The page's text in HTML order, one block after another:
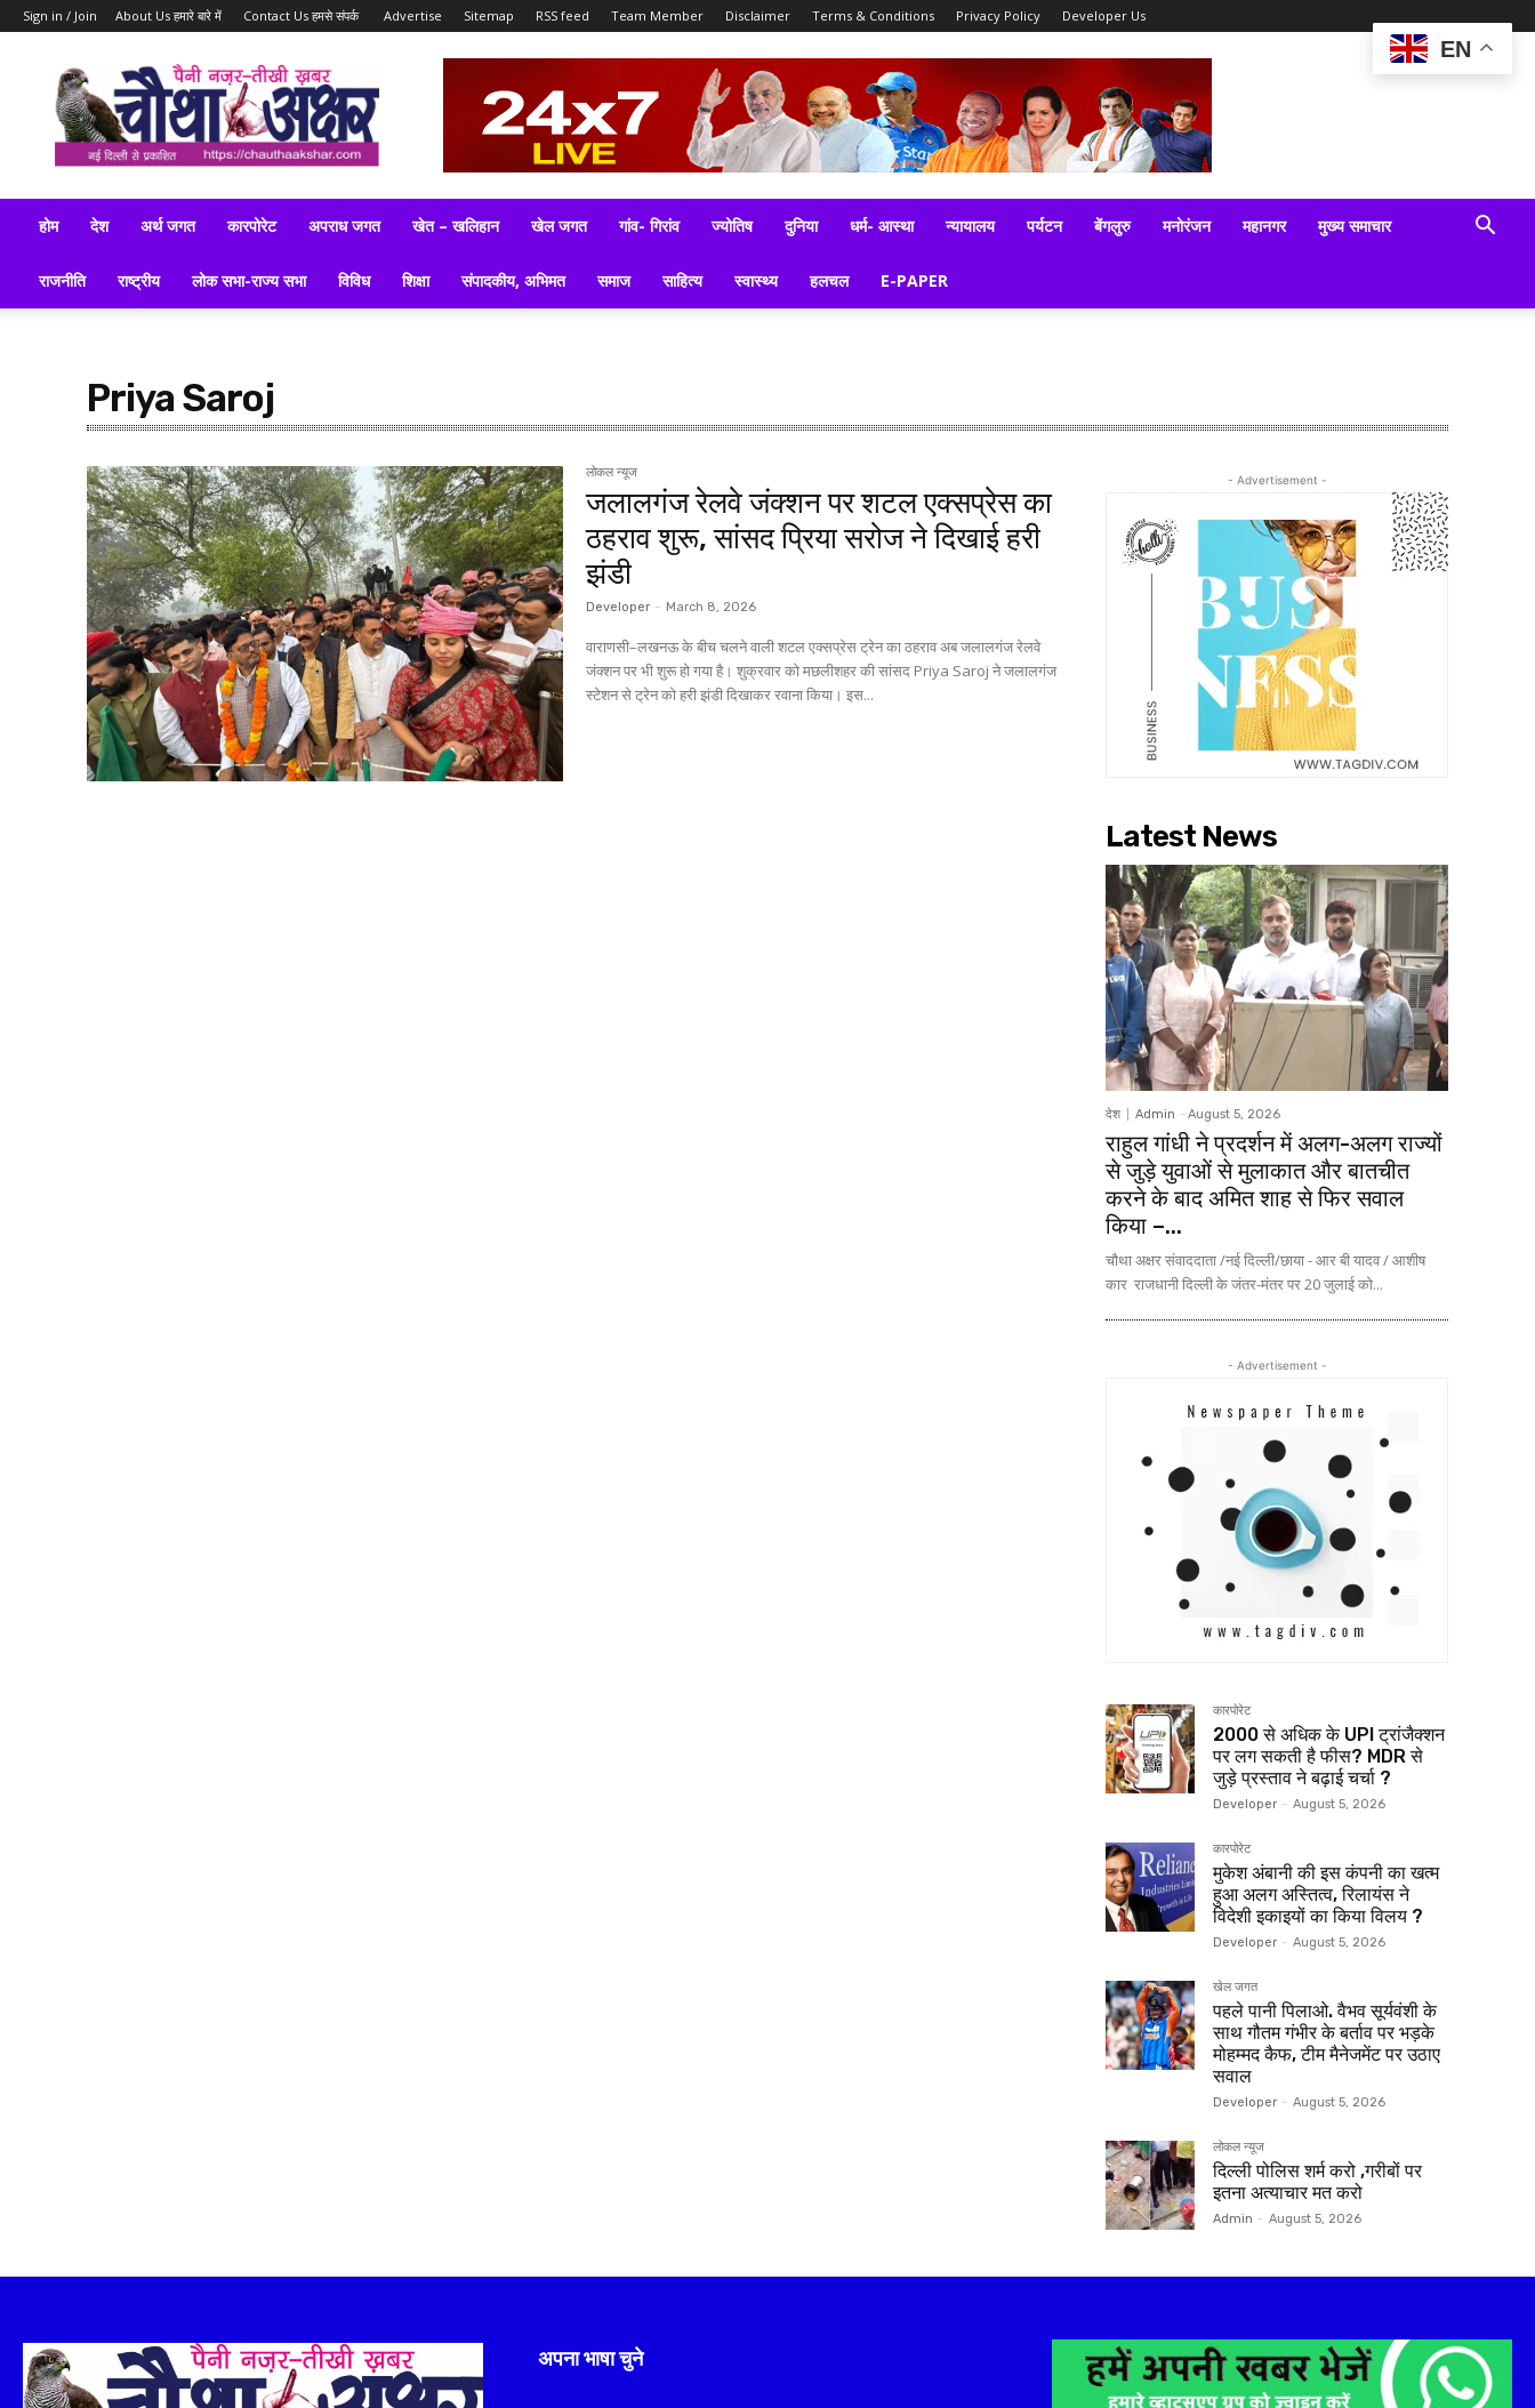
Sign in / Join About Us हमारे बारे में Contact Us हमसे संपर्क Advertise Sitemap RSS feed Team Member Disclaimer Terms & Conditions Privacy Policy Developer Us
ब्रेकिंग
न्यूज़,
लेटेस्ट
न्यूज,
टॉप
न्यूज,
लेटेस्ट
हिन्दी
होम देश अर्थ जगत कारपोरेट अपराध जगत खेत – खलिहान खेल जगत गांव- गिरांव ज्योतिष दुनिया धर्म- आस्था न्यायालय पर्यटन बेंगलुरु मनोरंजन महानगर मुख्य समाचार
राजनीति राष्ट्रीय लोक सभा-राज्य सभा विविध शिक्षा संपादकीय, अभिमत समाज साहित्य स्वास्थ्य हलचल E-PAPER
Priya Saroj
लोकल न्यूज
जलालगंज रेलवे जंक्शन पर शटल एक्सप्रेस का
ठहराव शुरू, सांसद प्रिया सरोज ने दिखाई हरी
झंडी
Developer - March 8, 2026
वाराणसी–लखनऊ के बीच चलने वाली शटल एक्सप्रेस ट्रेन का ठहराव अब जलालगंज रेलवे
जंक्शन पर भी शुरू हो गया है। शुक्रवार को मछलीशहर की सांसद Priya Saroj ने जलालगंज
स्टेशन से ट्रेन को हरी झंडी दिखाकर रवाना किया। इस...
- Advertisement -
Latest News
देश Admin - August 5, 2026
राहुल गांधी ने प्रदर्शन में अलग-अलग राज्यों
से जुड़े युवाओं से मुलाकात और बातचीत
करने के बाद अमित शाह से फिर सवाल
किया –...
चौथा अक्षर संवाददाता /नई दिल्ली/छाया - आर बी यादव / आशीष
कार राजधानी दिल्ली के जंतर-मंतर पर 20 जुलाई को...
- Advertisement -
कारपोरेट
₹2000 से अधिक के UPI ट्रांजैक्शन
पर लग सकती है फीस? MDR से
जुड़े प्रस्ताव ने बढ़ाई चर्चा ?
Developer - August 5, 2026
कारपोरेट
मुकेश अंबानी की इस कंपनी का खत्म
हुआ अलग अस्तित्व, रिलायंस ने
विदेशी इकाइयों का किया विलय ?
Developer - August 5, 2026
खेल जगत
पहले पानी पिलाओ. वैभव सूर्यवंशी के
साथ गौतम गंभीर के बर्ताव पर भड़के
मोहम्मद कैफ, टीम मैनेजमेंट पर उठाए
सवाल
Developer - August 5, 2026
लोकल न्यूज
दिल्ली पोलिस शर्म करो ,गरीबों पर
इतना अत्याचार मत करो
Admin - August 5, 2026
अपना भाषा चुने
EN